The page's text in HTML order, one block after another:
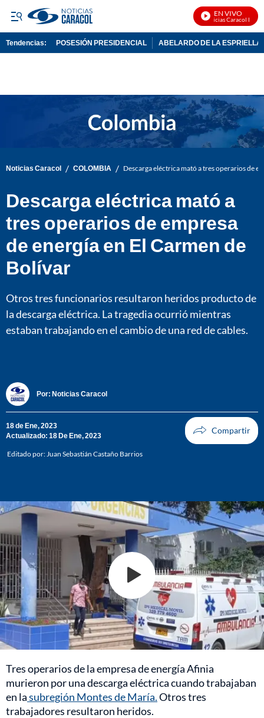
EN VIVO
Noticias Caracol En
Tendencias: POSESIÓN PRESIDENCIAL ABELARDO DE LA ESPRIELLA
Noticias Caracol / COLOMBIA / Descarga eléctrica mató a tres operarios de
Descarga eléctrica mató a
tres operarios de empresa
de energía en El Carmen de
Bolívar
Otros tres funcionarios resultaron heridos producto de
la descarga eléctrica. La tragedia ocurrió mientras
estaban trabajando en el cambio de una red de cables.
Por: Noticias Caracol
18 de Ene, 2023
Actualizado: 18 De Ene, 2023
Editado por: Juan Sebastián Castaño Barrios
Tres operarios de la empresa de energía Afinia
murieron por una descarga eléctrica cuando trabajaban
en lasubregión Montes de María.Otros tres
trabajadores resultaron heridos.